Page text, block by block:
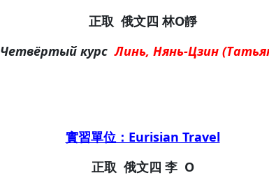
正取 俄文四 林O靜
Четвёртый курсЛинь, Нянь-Цзин
實習單位：Eurisian Travel
正取 俄文四 李 O